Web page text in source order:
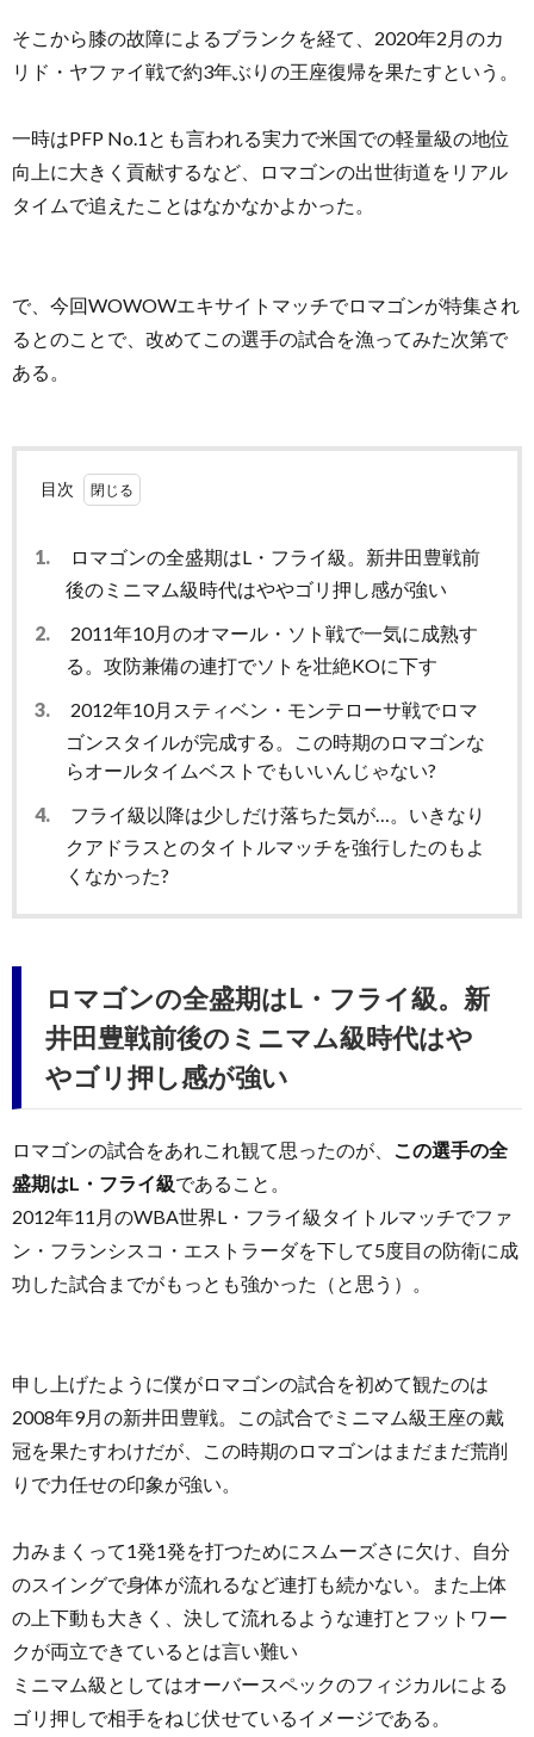
そこから膝の故障によるブランクを経て、2020年2月のカ
リド・ヤファイ戦で約3年ぶりの王座復帰を果たすという。
一時はPFP No.1とも言われる実力で米国での軽量級の地位
向上に大きく貢献するなど、ロマゴンの出世街道をリアル
タイムで追えたことはなかなかよかった。
で、今回WOWOWエキサイトマッチでロマゴンが特集され
るとのことで、改めてこの選手の試合を漁ってみた次第で
ある。
目次
1.
ロマゴンの全盛期はL・フライ級。新井田豊戦前
後のミニマム級時代はややゴリ押し感が強い
2.
2011年10月のオマール・ソト戦で一気に成熟す
る。攻防兼備の連打でソトを壮絶KOに下す
3.
2012年10月スティベン・モンテローサ戦でロマ
ゴンスタイルが完成する。この時期のロマゴンな
らオールタイムベストでもいいんじゃない?
4.
フライ級以降は少しだけ落ちた気が…。いきなり
クアドラスとのタイトルマッチを強行したのもよ
くなかった?
ロマゴンの全盛期はL・フライ級。新
井田豊戦前後のミニマム級時代はや
やゴリ押し感が強い
ロマゴンの試合をあれこれ観て思ったのが、
この選手の全
盛期はL・フライ級であること。
2012年11月のWBA世界L・フライ級タイトルマッチでファ
ン・フランシスコ・エストラーダを下して5度目の防衛に成
功した試合までがもっとも強かった（と思う）。
申し上げたように僕がロマゴンの試合を初めて観たのは
2008年9月の新井田豊戦。この試合でミニマム級王座の戴
冠を果たすわけだが、この時期のロマゴンはまだまだ荒削
りで力任せの印象が強い。
力みまくって1発1発を打つためにスムーズさに欠け、自分
のスイングで身体が流れるなど連打も続かない。また上体
の上下動も大きく、決して流れるような連打とフットワー
クが両立できているとは言い難い
ミニマム級としてはオーバースペックのフィジカルによる
ゴリ押しで相手をねじ伏せているイメージである。